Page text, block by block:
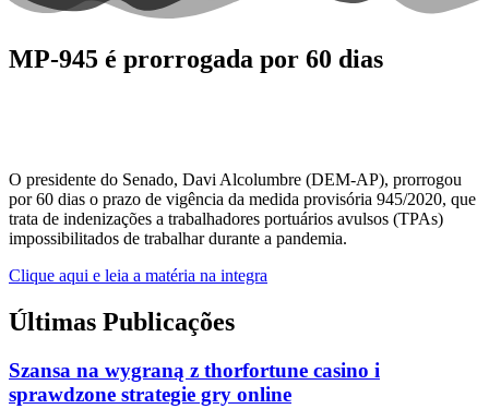
MP-945 é prorrogada por 60 dias
O presidente do Senado, Davi Alcolumbre (DEM-AP), prorrogou
por 60 dias o prazo de vigência da medida provisória 945/2020, que
trata de indenizações a trabalhadores portuários avulsos (TPAs)
impossibilitados de trabalhar durante a pandemia.
Clique aqui e leia a matéria na integra
Últimas Publicações
Szansa na wygraną z thorfortune casino i
sprawdzone strategie gry online